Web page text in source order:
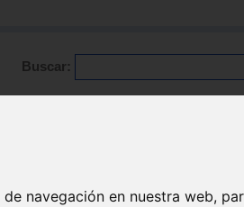
navegación en nuestra web,
Buscar: